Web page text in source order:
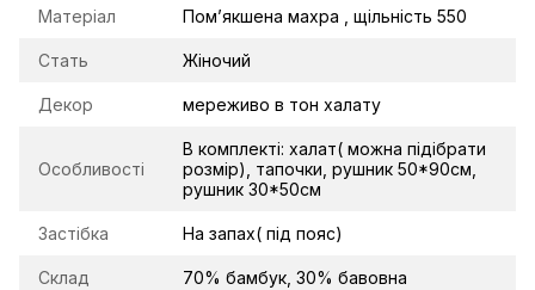
Матеріал Помʼякшена махра , щільність 550
Стать Жіночий
Декор мереживо в тон халату
Особливості
В комплекті: халат( можна підібрати
розмір), тапочки, рушник 50*90см,
рушник 30*50см
Застібка На запах( під пояс)
Склад 70% бамбук, 30% бавовна